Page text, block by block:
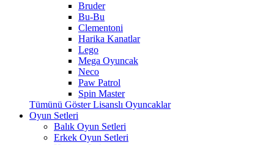
Bruder
Bu-Bu
Clementoni
Harika Kanatlar
Lego
Mega Oyuncak
Neco
Paw Patrol
Spin Master
Tümünü Göster Lisanslı Oyuncaklar
Oyun Setleri
Balık Oyun Setleri
Erkek Oyun Setleri